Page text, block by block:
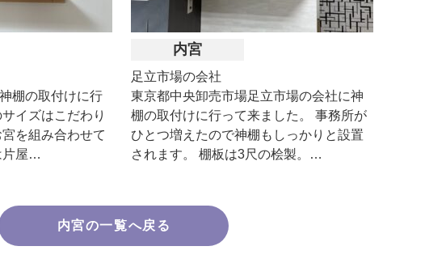
棚の取付けに行
イズはこだわり
を組み合わせて
片屋…
内宮
足立市場の会社
東京都中央卸売市場足立市場の会社に神
棚の取付けに行って来ました。 事務所が
ひとつ増えたので神棚もしっかりと設置
されます。 棚板は3尺の桧製。…
内宮の一覧へ戻る